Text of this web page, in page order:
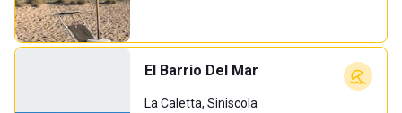
El Barrio Del Mar
La Caletta, Siniscola